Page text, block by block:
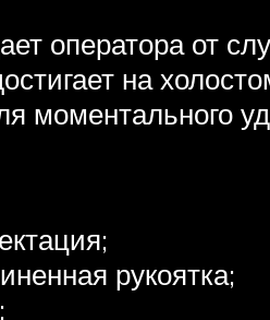
оператора от
на
моментального
рукоятка;